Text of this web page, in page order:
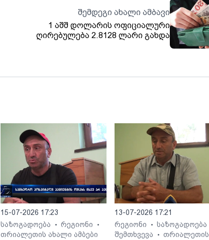
შემდეგი ახალი ამბავი
1 აშშ დოლარის ოფიციალური
ღირებულება 2.8128 ლარი გახდა
15-07-2026 17:23
საზოგადოება
• რეგიონი •
თრიალეთის ახალი ამბები
13-07-2026 17:21
რეგიონი
• საზოგადოება
შემთხვევა • თრიალეთის